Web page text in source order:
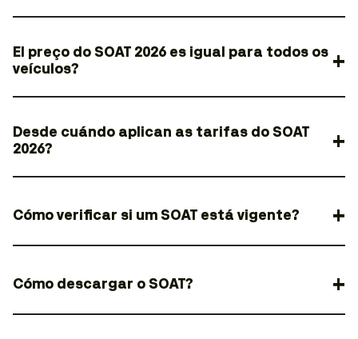
El preço do SOAT 2026 es igual para todos os
veículos?
Desde cuándo aplican as tarifas do SOAT
2026?
Cómo verificar si um SOAT está vigente?
Cómo descargar o SOAT?